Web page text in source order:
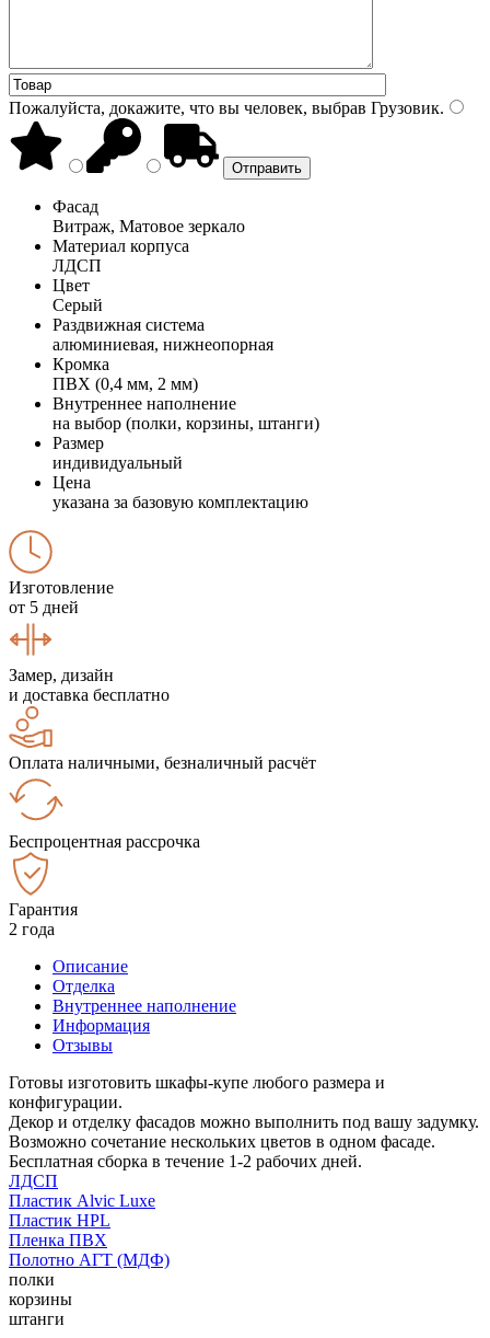
Пожалуйста, докажите, что вы человек, выбрав Грузовик.
Фасад
Витраж, Матовое зеркало
Материал корпуса
ЛДСП
Цвет
Серый
Раздвижная система
алюминиевая, нижнеопорная
Кромка
ПВХ (0,4 мм, 2 мм)
Внутреннее наполнение
на выбор (полки, корзины, штанги)
Размер
индивидуальный
Цена
указана за базовую комплектацию
Изготовление
от 5 дней
Замер, дизайн
и доставка бесплатно
Оплата наличными, безналичный расчёт
Беспроцентная рассрочка
Гарантия
2 года
Описание
Отделка
Внутреннее наполнение
Информация
Отзывы
Готовы изготовить шкафы-купе любого размера и
конфигурации.
Декор и отделку фасадов можно выполнить под вашу задумку.
Возможно сочетание нескольких цветов в одном фасаде.
Бесплатная сборка в течение 1-2 рабочих дней.
ЛДСП
Пластик Alvic Luxe
Пластик HPL
Пленка ПВХ
Полотно АГТ (МДФ)
полки
корзины
штанги